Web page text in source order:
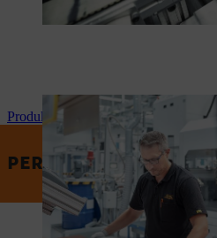
Produktionsproces: STIHL batteri
PERFEKT TIL